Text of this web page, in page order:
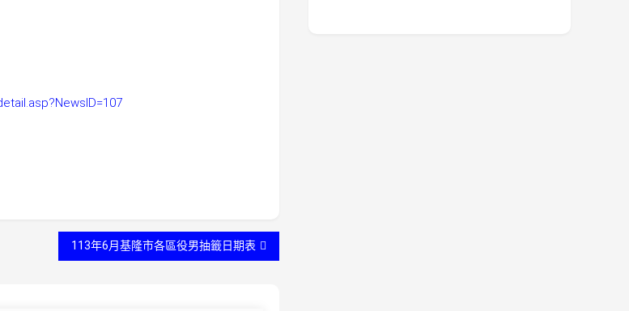
113年6月基隆市各區役男抽籤日期表